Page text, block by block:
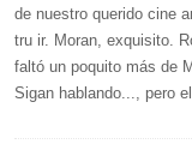
de nuestro querido cine
tru ir. Moran, exquisito.
faltó un poquito más de
Sigan hablando..., pero